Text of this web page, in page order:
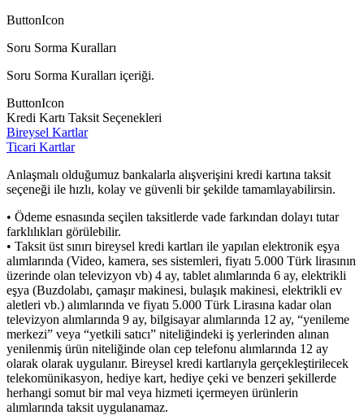
ButtonIcon
Soru Sorma Kuralları
Soru Sorma Kuralları içeriği.
ButtonIcon
Kredi Kartı Taksit Seçenekleri
Bireysel Kartlar
Ticari Kartlar
Anlaşmalı olduğumuz bankalarla alışverişini kredi kartına taksit
seçeneği ile hızlı, kolay ve güvenli bir şekilde tamamlayabilirsin.
• Ödeme esnasında seçilen taksitlerde vade farkından dolayı tutar
farklılıkları görülebilir.
• Taksit üst sınırı bireysel kredi kartları ile yapılan elektronik eşya
alımlarında (Video, kamera, ses sistemleri, fiyatı 5.000 Türk lirasının
üzerinde olan televizyon vb) 4 ay, tablet alımlarında 6 ay, elektrikli
eşya (Buzdolabı, çamaşır makinesi, bulaşık makinesi, elektrikli ev
aletleri vb.) alımlarında ve fiyatı 5.000 Türk Lirasına kadar olan
televizyon alımlarında 9 ay, bilgisayar alımlarında 12 ay, “yenileme
merkezi” veya “yetkili satıcı” niteliğindeki iş yerlerinden alınan
yenilenmiş ürün niteliğinde olan cep telefonu alımlarında 12 ay
olarak olarak uygulanır. Bireysel kredi kartlarıyla gerçekleştirilecek
telekomünikasyon, hediye kart, hediye çeki ve benzeri şekillerde
herhangi somut bir mal veya hizmeti içermeyen ürünlerin
alımlarında taksit uygulanamaz.